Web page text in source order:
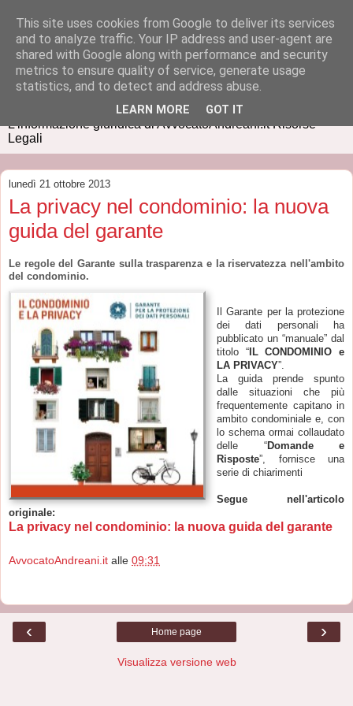
IUSPRESS
L'informazione giuridica di AvvocatoAndreani.it Risorse
Legali
lunedì 21 ottobre 2013
La privacy nel condominio: la nuova
guida del garante
Le regole del Garante sulla trasparenza e la riservatezza nell'ambito
del condominio.
Il Garante per la protezione
dei dati personali ha
pubblicato un “manuale” dal
titolo “IL CONDOMINIO e
LA PRIVACY”.
La guida prende spunto
dalle situazioni che più
frequentemente capitano in
ambito condominiale e, con
lo schema ormai collaudato
delle “Domande e
Risposte”, fornisce una
serie di chiarimenti
Segue nell'articolo
originale:
La privacy nel condominio: la nuova guida del garante
AvvocatoAndreani.it alle 09:31
‹ ›
Home page
Visualizza versione web
This site uses cookies from Google to deliver its services
and to analyze traffic. Your IP address and user-agent are
shared with Google along with performance and security
metrics to ensure quality of service, generate usage
statistics, and to detect and address abuse.
LEARN MORE GOT IT